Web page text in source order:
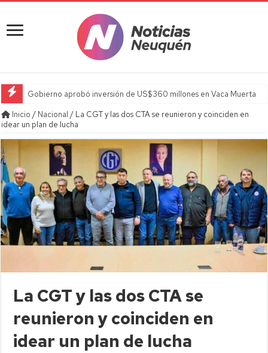
Gobierno aprobó inversión de US$360 millones en Vaca Muerta
Inicio / Nacional / La CGT y las dos CTA se reunieron y coinciden en
idear un plan de lucha
La CGT y las dos CTA se
reunieron y coinciden en
idear un plan de lucha